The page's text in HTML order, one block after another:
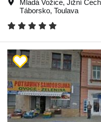
Mladá Vožice, Jižní
Táborsko, Toulava